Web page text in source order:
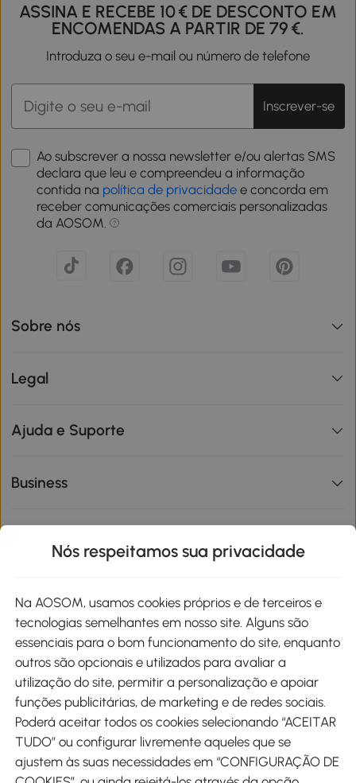
ASSINA E RECEBE 10 € DE DESCONTO EM
ENCOMENDAS A PARTIR DE 79 €.
Introduza o seu e-mail ou número de telefone
Inscrever-se
Ao subscrever a nossa newsletter e/ou alertas SMS
declara que leu e compreendeu a informação
contida na política de privacidade e concorda em
receber comunicações comerciais personalizadas
da AOSOM.
Sobre nós
Legal
Ajuda e Suporte
Business
Métodos de pagamento
Envio
Nós respeitamos sua privacidade
Na AOSOM, usamos cookies próprios e de terceiros e
tecnologias semelhantes em nosso site. Alguns são
essenciais para o bom funcionamento do site, enquanto
outros são opcionais e utilizados para avaliar a
utilização do site, permitir a personalização e apoiar
funções publicitárias, de marketing e de redes sociais.
Poderá aceitar todos os cookies selecionando “ACEITAR
TUDO” ou configurar livremente aqueles que se
ajustem às suas necessidades em “CONFIGURAÇÃO DE